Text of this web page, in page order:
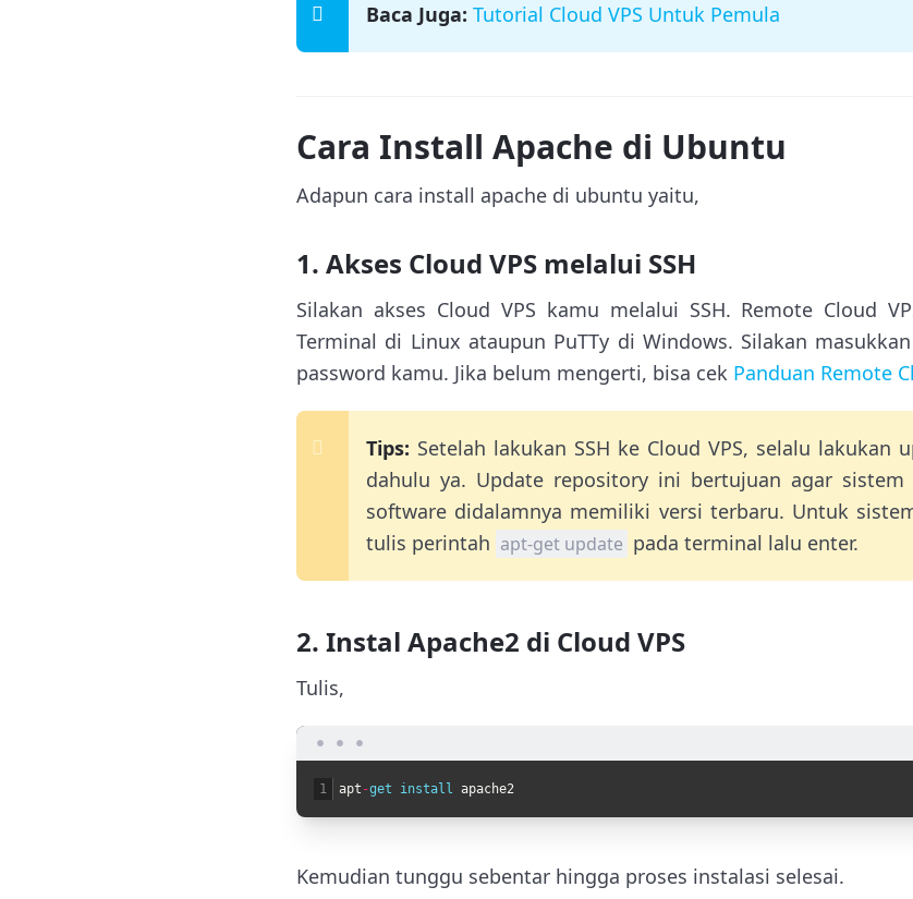
Baca Juga: Tutorial Cloud VPS Untuk Pemula
Cara Install Apache di Ubuntu
Adapun cara install apache di ubuntu yaitu,
1. Akses Cloud VPS melalui SSH
Silakan akses Cloud VPS kamu melalui SSH. Remote Cloud
Terminal di Linux ataupun PuTTy di Windows. Silakan
password kamu. Jika belum mengerti, bisa cek Panduan Remote
Tips: Setelah lakukan SSH ke Cloud VPS, selalu lakukan
dahulu ya. Update repository ini bertujuan agar
software didalamnya memiliki versi terbaru. Untuk
tulis perintah apt-get update pada terminal lalu enter.
2. Instal Apache2 di Cloud VPS
Tulis,
1 apt -get install apache2
Kemudian tunggu sebentar hingga proses instalasi selesai.